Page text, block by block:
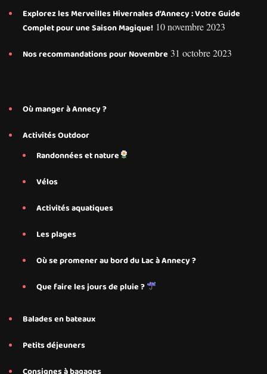
Explorez les Merveilles Hivernales d’Annecy : Votre Guide
Complet pour une Saison Magique! 10 novembre 2023
Nos recommandations pour Novembre 31 octobre 2023
Où manger à Annecy ?
Activités Outdoor
Randonnées et nature
Vélos
Activités aquatiques
Les plages
Où se promener au bord du Lac à Annecy ?
Que faire les jours de pluie ?
Balades en bateaux
Petits déjeuners